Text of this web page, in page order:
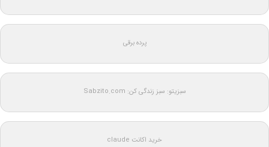
پرده برقی
سبزیتو: سبز زندگی کن: Sabzito.com
خرید اکانت claude